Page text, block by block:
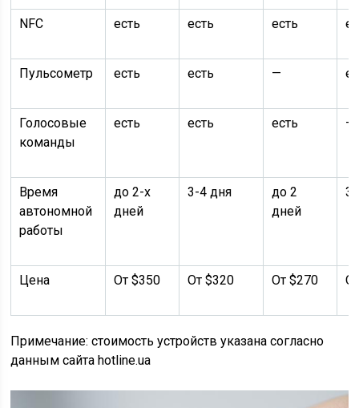
NFC есть есть есть
Пульсометр есть есть —
Голосовые
команды
есть есть есть —
Время
автономной
работы
до 2-х
дней
3-4 дня
до 2
дней
Цена От $350 От $320 От $270
Примечание: стоимость устройств указана согласно
данным сайта hotline.ua